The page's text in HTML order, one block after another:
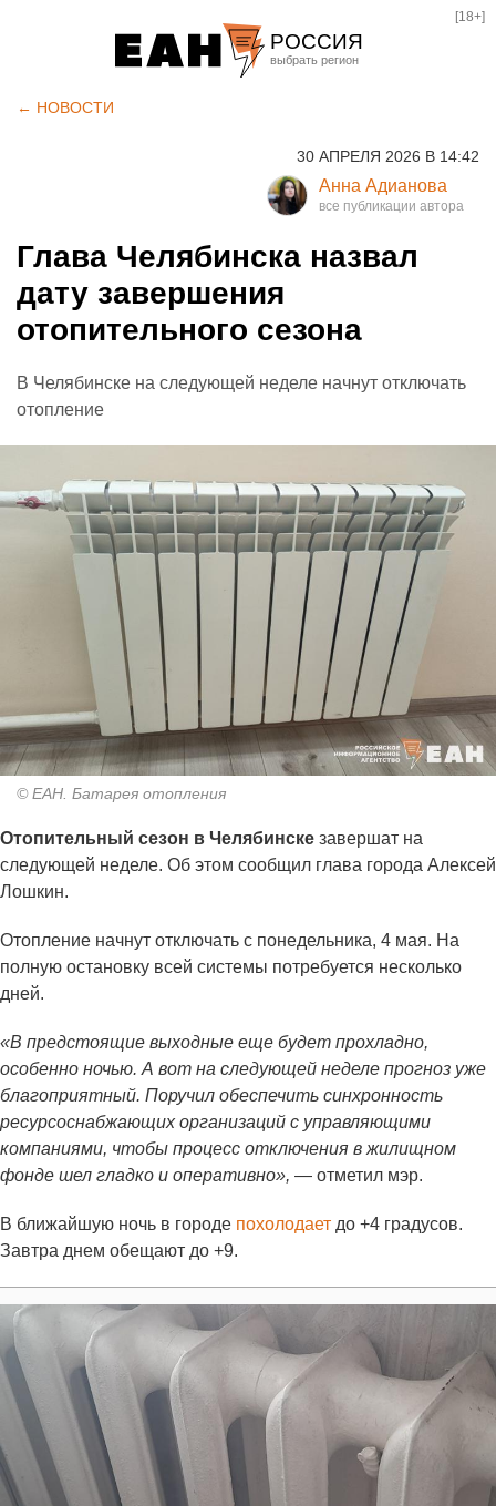
РОССИЯ
Курган
Оренбург
[18+]
← НОВОСТИ
30 АПРЕЛЯ 2026 В 14:42
Анна Адианова
Глава Челябинска назвал
дату завершения
отопительного сезона
В Челябинске на следующей неделе начнут отключать
отопление
© ЕАН. Батарея отопления
Отопительный сезон в Челябинске завершат на
следующей неделе. Об этом сообщил глава города Алексей
Лошкин.
Отопление начнут отключать с понедельника, 4 мая. На
полную остановку всей системы потребуется несколько
дней.
«В предстоящие выходные еще будет прохладно,
особенно ночью. А вот на следующей неделе прогноз уже
благоприятный. Поручил обеспечить синхронность
ресурсоснабжающих организаций с управляющими
компаниями, чтобы процесс отключения в жилищном
фонде шел гладко и оперативно», — отметил мэр.
В ближайшую ночь в городе похолодает до +4 градусов.
Завтра днем обещают до +9.